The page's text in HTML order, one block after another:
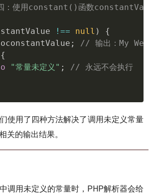
：使用constant()函数
!== null )
{
;
// 输出：My
{
"常量未定义" ;
// 永远不会执行
使用了四种方法解决了调用未定义常量
关的输出结果。
调用未定义的常量时，PHP解析器会给